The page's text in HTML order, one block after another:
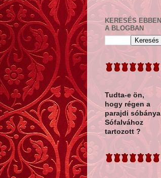
KERESÉS EBBEN
A BLOGBAN
Tudta-e ön,
hogy régen a
parajdi sóbánya
Sófalvához
tartozott ?